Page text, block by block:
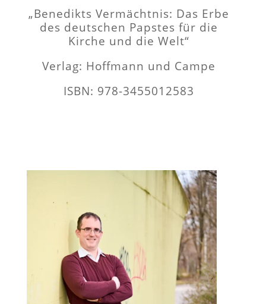
„Benedikts Vermächtnis: Das Erbe
des deutschen Papstes für die
Kirche und die Welt“
Verlag: Hoffmann und Campe
ISBN: 978-3455012583